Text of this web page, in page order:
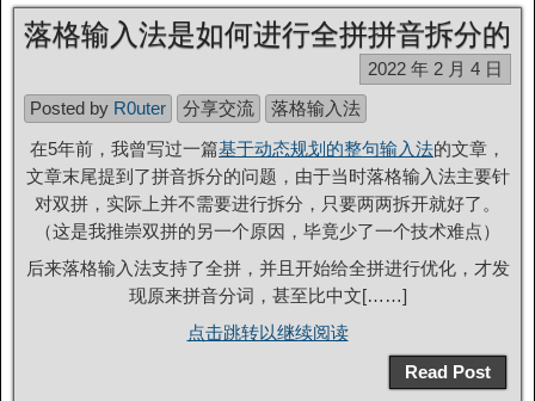
落格输入法是如何进行全拼拼音拆分的
2022 年 2 月 4 日
Posted by R0uter 分享交流
落格输入法
在5年前，我曾写过一篇基于动态规划的整句输入法的文章，
文章末尾提到了拼音拆分的问题，由于当时落格输入法主要针
对双拼，实际上并不需要进行拆分，只要两两拆开就好了。
（这是我推崇双拼的另一个原因，毕竟少了一个技术难点）
后来落格输入法支持了全拼，并且开始给全拼进行优化，才发
现原来拼音分词，甚至比中文[……]
点击跳转以继续阅读
Read Post